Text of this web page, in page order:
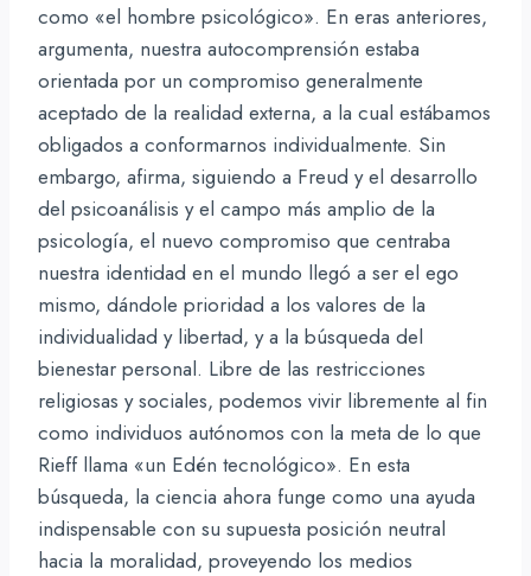
como «el hombre psicológico­». En eras anteriores,
argumenta, nuestra autocomprensión estaba
orientada por un compromiso generalmente
aceptado de la realidad externa, a la cual estábamos
obligados a conformarnos individualmente. Sin
embargo, afirma, siguiendo a Freud y el desarrollo
del psicoanálisis y el campo más amplio de la
psicología, el nuevo compromiso que centraba
nuestra identidad en el mundo llegó a ser el ego
mismo, dándole prioridad a los valores de la
individualidad y libertad, y a la búsqueda del
bienestar personal. Libre de las restricciones
religiosas y sociales, podemos vivir libremente al fin
como individuos autónomos con la meta de lo que
Rieff llama «un Edén tecnológico­». En esta
búsqueda, la ciencia ahora funge como una ayuda
indispensable con su supuesta posición neutral
hacia la moralidad, proveyendo los medios